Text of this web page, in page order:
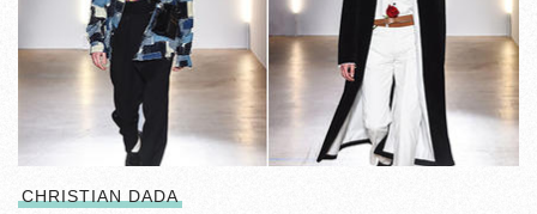
CHRISTIAN DADA